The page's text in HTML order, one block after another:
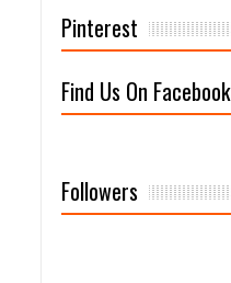
Pinterest
Find Us On Facebook
Followers